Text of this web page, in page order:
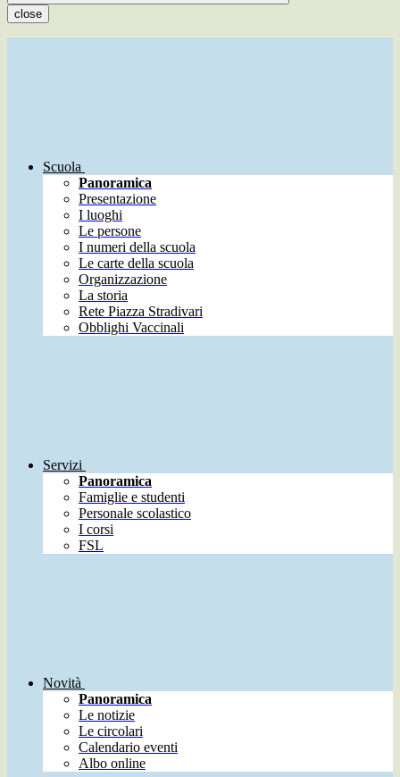
close
Scuola
Panoramica
Presentazione
I luoghi
Le persone
I numeri della scuola
Le carte della scuola
Organizzazione
La storia
Rete Piazza Stradivari
Obblighi Vaccinali
Servizi
Panoramica
Famiglie e studenti
Personale scolastico
I corsi
FSL
Novità
Panoramica
Le notizie
Le circolari
Calendario eventi
Albo online